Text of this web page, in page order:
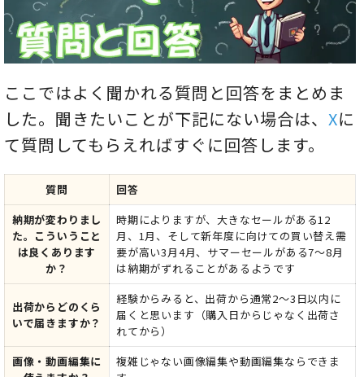
ここではよく聞かれる質問と回答をまとめま
した。聞きたいことが下記にない場合は、 Xに
て質問してもらえればすぐに回答します。
質問
回答
納期が変わりまし
た。こういうこと
は良くあります
か？
時期によりますが、大きなセールがある12
月、1月、そして新年度に向けての買い替え需
要が高い3月4月、サマーセールがある7～8月
は納期がずれることがあるようです
出荷からどのくら
いで届きますか？
経験からみると、出荷から通常2～3日以内に
届くと思います（購入日からじゃなく出荷さ
れてから）
画像・動画編集に
複雑じゃない画像編集や動画編集ならできま